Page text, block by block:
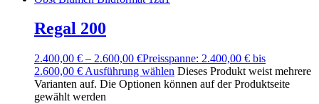
Regal 200
2.400,00 € – 2.600,00 €Preisspanne: 2.400,00 € bis
2.600,00 € Ausführung wählen Dieses Produkt weist mehrere
Varianten auf. Die Optionen können auf der Produktseite
gewählt werden